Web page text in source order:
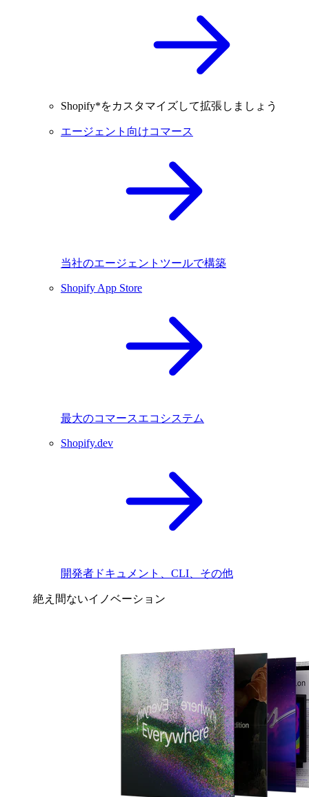
Shopify*をカスタマイズして拡張しましょう
エージェント向けコマース
当社のエージェントツールで構築
Shopify App Store
最大のコマースエコシステム
Shopify.dev
開発者ドキュメント、CLI、その他
絶え間ないイノベーション